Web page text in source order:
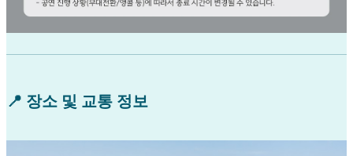
📍 장소 및 교통 정보